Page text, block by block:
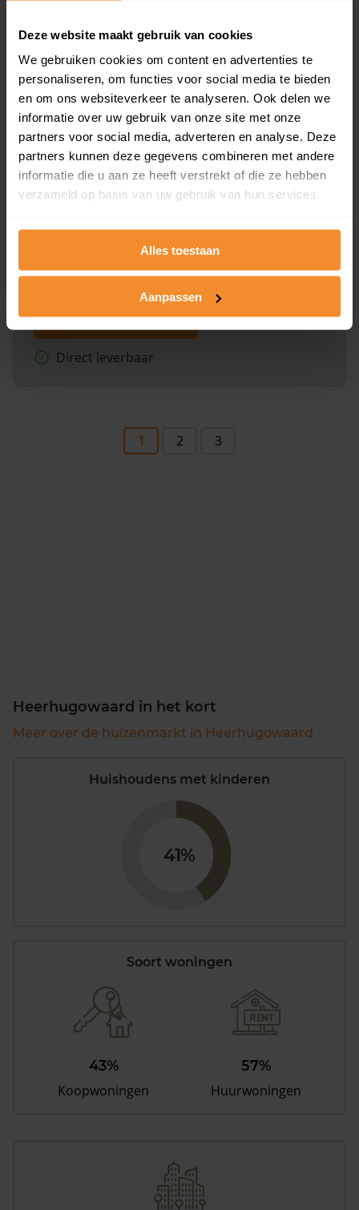
Deze website maakt gebruik van cookies
We gebruiken cookies om content en advertenties te
personaliseren, om functies voor social media te bieden
en om ons websiteverkeer te analyseren. Ook delen we
informatie over uw gebruik van onze site met onze
partners voor social media, adverteren en analyse. Deze
partners kunnen deze gegevens combineren met andere
informatie die u aan ze heeft verstrekt of die ze hebben
verzameld op basis van uw gebruik van hun services.
Alles toestaan
Aanpassen
Bekijk product
Direct leverbaar
Kadastrale kaart pakket
Alleen globale ligging perceel
Bekijk product
Direct leverbaar
1 2 3
Heerhugowaard in het kort
Meer over de huizenmarkt in Heerhugowaard
Huishoudens met kinderen
41%
Soort woningen
43%
Koopwoningen
57%
Huurwoningen